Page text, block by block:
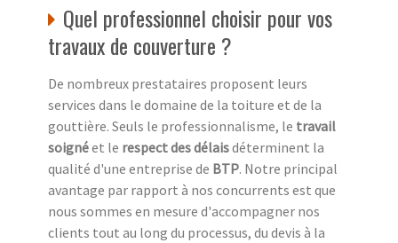
Quel professionnel choisir pour vos
travaux de couverture ?
De nombreux prestataires proposent leurs
services dans le domaine de la toiture et de la
gouttière. Seuls le professionnalisme, le travail
soignéet le respect des délaisdéterminent la
qualité d'une entreprise de BTP. Notre principal
avantage par rapport à nos concurrents est que
nous sommes en mesure d'accompagner nos
clients tout au long du processus, du devis à la